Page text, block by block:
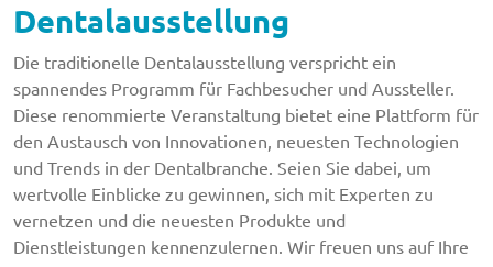
Dentalausstellung
Die traditionelle Dentalausstellung verspricht ein
spannendes Programm für Fachbesucher und Aussteller.
Diese renommierte Veranstaltung bietet eine Plattform für
den Austausch von Innovationen, neuesten Technologien
und Trends in der Dentalbranche. Seien Sie dabei, um
wertvolle Einblicke zu gewinnen, sich mit Experten zu
vernetzen und die neuesten Produkte und
Dienstleistungen kennenzulernen. Wir freuen uns auf Ihre